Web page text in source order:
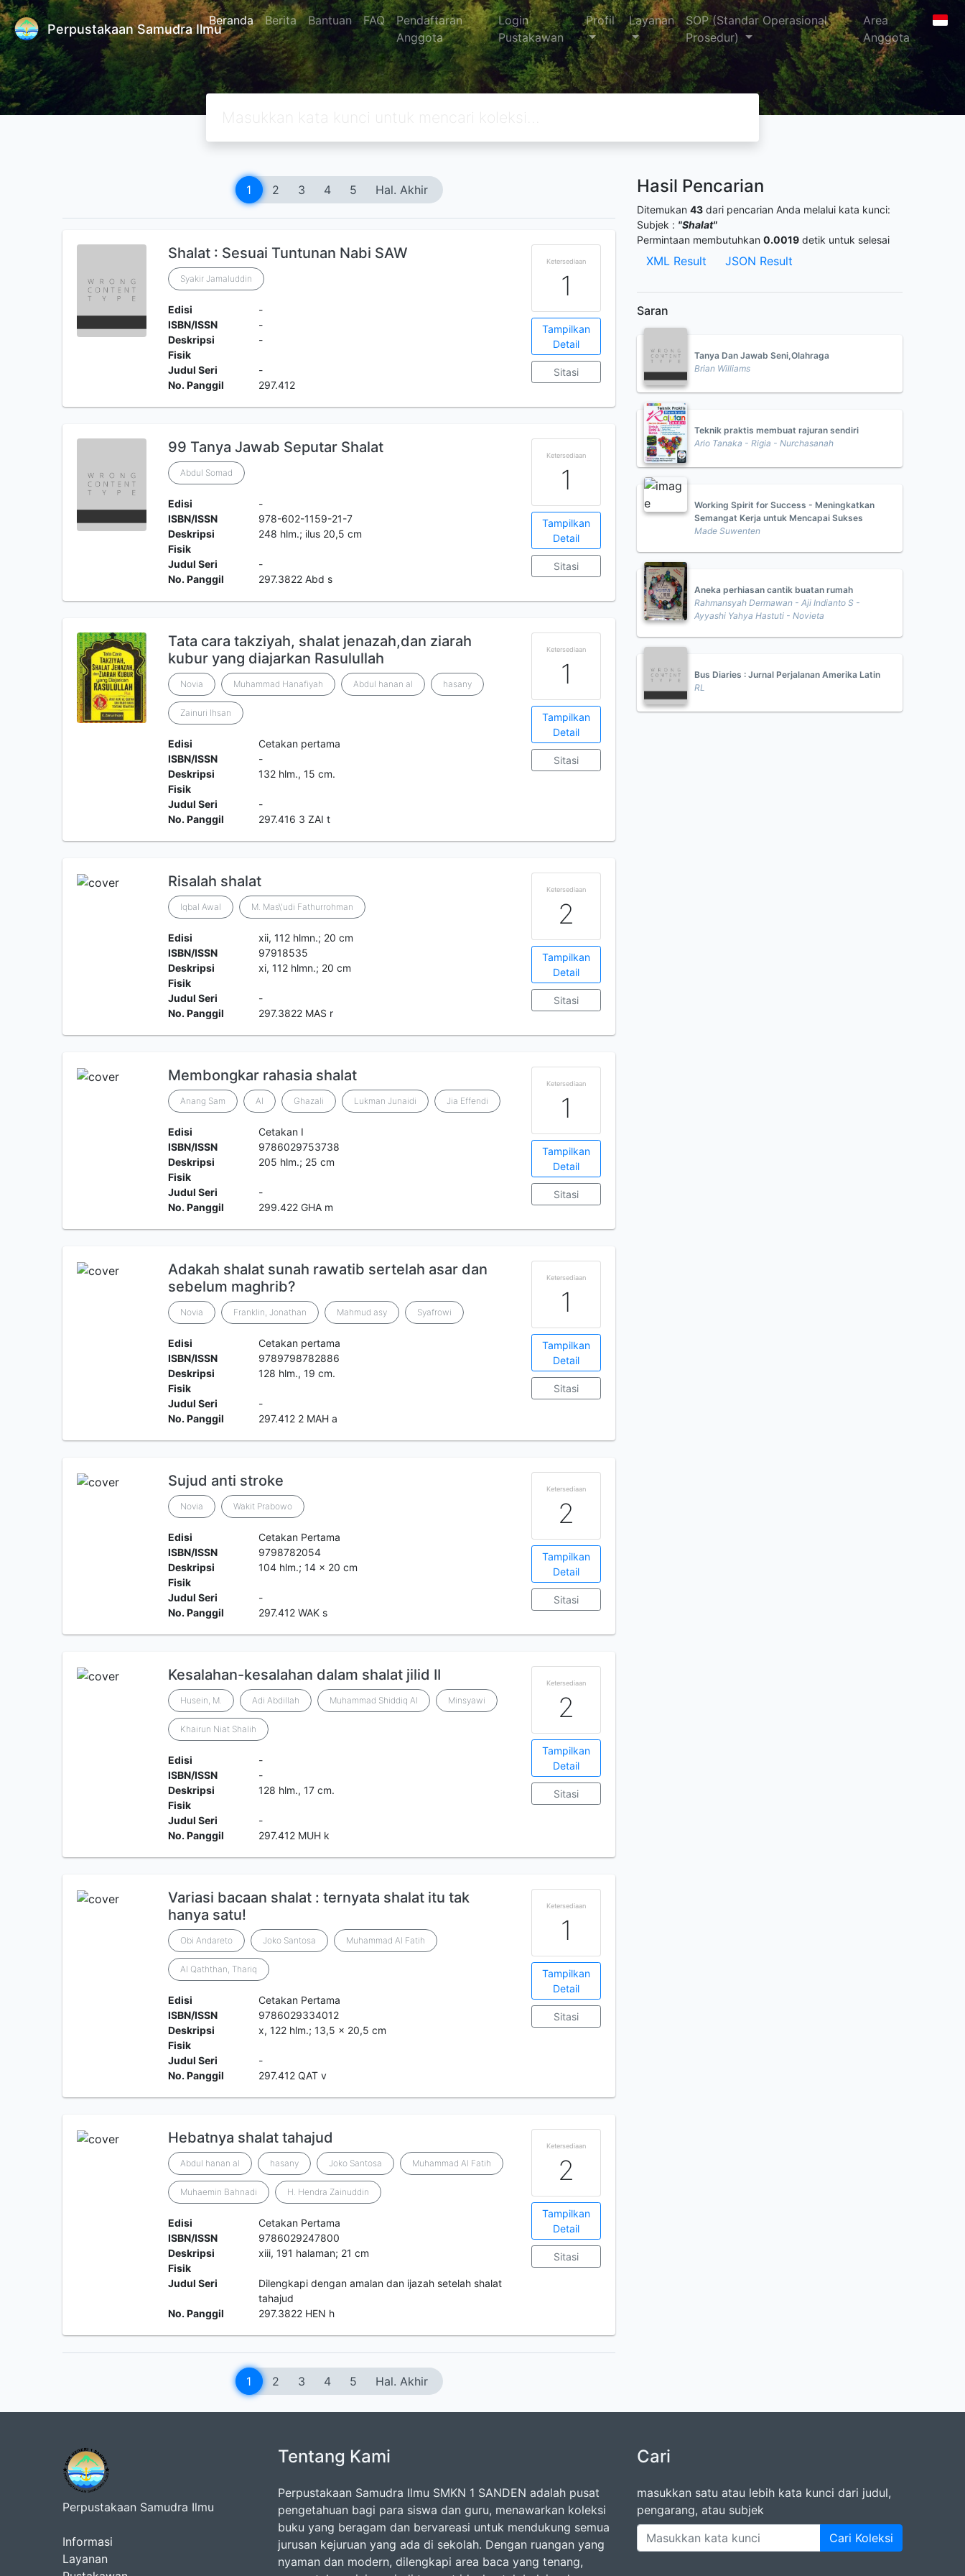
Perpustakaan Samudra Ilmu
Beranda Berita Bantuan FAQ
Pendaftaran
Anggota
Login
Pustakawan
Profil Layanan
SOP (Standar Operasional
Prosedur)
Area
Anggota
1 2 3 4 5 Hal. Akhir
Shalat : Sesuai Tuntunan Nabi SAW
Syakir Jamaluddin
Edisi
-
ISBN/ISSN
-
Deskripsi
Fisik
-
Judul Seri
-
No. Panggil
297.412
Ketersediaan
1
Tampilkan
Detail
Sitasi
99 Tanya Jawab Seputar Shalat
Abdul Somad
Edisi
-
ISBN/ISSN
978-602-1159-21-7
Deskripsi
Fisik
248 hlm.; ilus 20,5 cm
Judul Seri
-
No. Panggil
297.3822 Abd s
Ketersediaan
1
Tampilkan
Detail
Sitasi
Tata cara takziyah, shalat jenazah,dan ziarah
kubur yang diajarkan Rasulullah
Novia Muhammad Hanafiyah Abdul hanan al hasany
Zainuri Ihsan
Edisi
Cetakan pertama
ISBN/ISSN
-
Deskripsi
Fisik
132 hlm., 15 cm.
Judul Seri
-
No. Panggil
297.416 3 ZAI t
Ketersediaan
1
Tampilkan
Detail
Sitasi
Risalah shalat
Iqbal Awal M. Mas\'udi Fathurrohman
Edisi
xii, 112 hlmn.; 20 cm
ISBN/ISSN
97918535
Deskripsi
Fisik
xi, 112 hlmn.; 20 cm
Judul Seri
-
No. Panggil
297.3822 MAS r
Ketersediaan
2
Tampilkan
Detail
Sitasi
Membongkar rahasia shalat
Anang Sam Al Ghazali Lukman Junaidi Jia Effendi
Edisi
Cetakan I
ISBN/ISSN
9786029753738
Deskripsi
Fisik
205 hlm.; 25 cm
Judul Seri
-
No. Panggil
299.422 GHA m
Ketersediaan
1
Tampilkan
Detail
Sitasi
Adakah shalat sunah rawatib sertelah asar dan
sebelum maghrib?
Novia Franklin, Jonathan Mahmud asy Syafrowi
Edisi
Cetakan pertama
ISBN/ISSN
9789798782886
Deskripsi
Fisik
128 hlm., 19 cm.
Judul Seri
-
No. Panggil
297.412 2 MAH a
Ketersediaan
1
Tampilkan
Detail
Sitasi
Sujud anti stroke
Novia Wakit Prabowo
Edisi
Cetakan Pertama
ISBN/ISSN
9798782054
Deskripsi
Fisik
104 hlm.; 14 x 20 cm
Judul Seri
-
No. Panggil
297.412 WAK s
Ketersediaan
2
Tampilkan
Detail
Sitasi
Kesalahan-kesalahan dalam shalat jilid II
Husein, M. Adi Abdillah Muhammad Shiddiq Al Minsyawi
Khairun Niat Shalih
Edisi
-
ISBN/ISSN
-
Deskripsi
Fisik
128 hlm., 17 cm.
Judul Seri
-
No. Panggil
297.412 MUH k
Ketersediaan
2
Tampilkan
Detail
Sitasi
Variasi bacaan shalat : ternyata shalat itu tak
hanya satu!
Obi Andareto Joko Santosa Muhammad Al Fatih
Al Qaththan, Thariq
Edisi
Cetakan Pertama
ISBN/ISSN
9786029334012
Deskripsi
Fisik
x, 122 hlm.; 13,5 x 20,5 cm
Judul Seri
-
No. Panggil
297.412 QAT v
Ketersediaan
1
Tampilkan
Detail
Sitasi
Hebatnya shalat tahajud
Abdul hanan al hasany Joko Santosa Muhammad Al Fatih
Muhaemin Bahnadi H. Hendra Zainuddin
Edisi
Cetakan Pertama
ISBN/ISSN
9786029247800
Deskripsi
Fisik
xiii, 191 halaman; 21 cm
Judul Seri
Dilengkapi dengan amalan dan ijazah setelah shalat
tahajud
No. Panggil
297.3822 HEN h
Ketersediaan
2
Tampilkan
Detail
Sitasi
1 2 3 4 5 Hal. Akhir
Hasil Pencarian
Ditemukan 43 dari pencarian Anda melalui kata kunci:
Subjek : "Shalat"
Permintaan membutuhkan 0.0019 detik untuk selesai
XML Result JSON Result
Saran
Tanya Dan Jawab Seni,Olahraga
Brian Williams
Teknik praktis membuat rajuran sendiri
Ario Tanaka - Rigia - Nurchasanah
Working Spirit for Success - Meningkatkan
Semangat Kerja untuk Mencapai Sukses
Made Suwenten
Aneka perhiasan cantik buatan rumah
Rahmansyah Dermawan - Aji Indianto S -
Ayyashi Yahya Hastuti - Novieta
Bus Diaries : Jurnal Perjalanan Amerika Latin
RL
Perpustakaan Samudra Ilmu
Informasi
Layanan
Tentang Kami
Perpustakaan Samudra Ilmu SMKN 1 SANDEN adalah pusat
pengetahuan bagi para siswa dan guru, menawarkan koleksi
buku yang beragam dan bervareasi untuk mendukung semua
jurusan kejuruan yang ada di sekolah. Dengan ruangan yang
nyaman dan modern, dilengkapi area baca yang tenang,
Cari
masukkan satu atau lebih kata kunci dari judul,
pengarang, atau subjek
Cari Koleksi